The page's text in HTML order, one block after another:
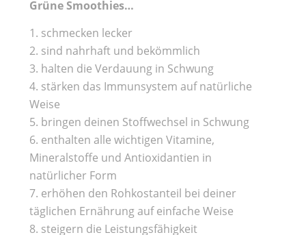
Grüne Smoothies…
schmecken lecker
sind nahrhaft und bekömmlich
halten die Verdauung in Schwung
stärken das Immunsystem auf natürliche
Weise
bringen deinen Stoffwechsel in Schwung
enthalten alle wichtigen Vitamine,
Mineralstoffe und Antioxidantien in
natürlicher Form
erhöhen den Rohkostanteil bei deiner
täglichen Ernährung auf einfache Weise
steigern die Leistungsfähigkeit